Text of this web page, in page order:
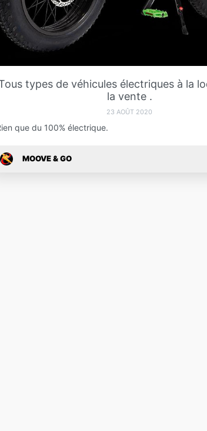
types de véhicules électriques à la
la vente .
23 AOÛT 2020
que du 100% électrique.
MOOVE & GO